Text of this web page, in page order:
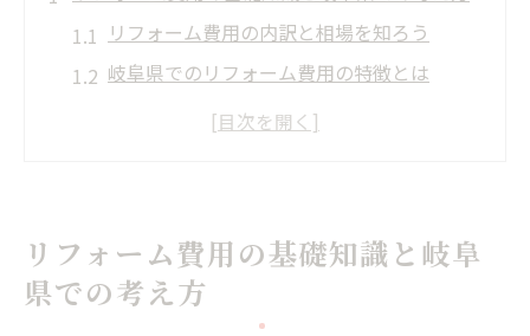
リフォーム費用の内訳と相場を知ろう
岐阜県でのリフォーム費用の特徴とは
リフォーム費用が変動する主な要因解説
快適な住まいを叶える岐阜県リフォーム術
リフォームで快適な住まいを実現する方法
岐阜県の気候に合うリフォームポイント
リフォーム費用の基礎知識と岐阜
県での考え方